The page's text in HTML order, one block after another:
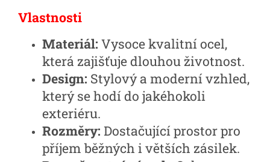
Vlastnosti
Materiál: Vysoce kvalitní ocel,
která zajišťuje dlouhou životnost.
Design: Stylový a moderní vzhled,
který se hodí do jakéhokoli
exteriéru.
Rozměry: Dostačující prostor pro
příjem běžných i větších zásilek.